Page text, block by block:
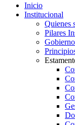
Inicio
Institucional
Quienes
Pilares